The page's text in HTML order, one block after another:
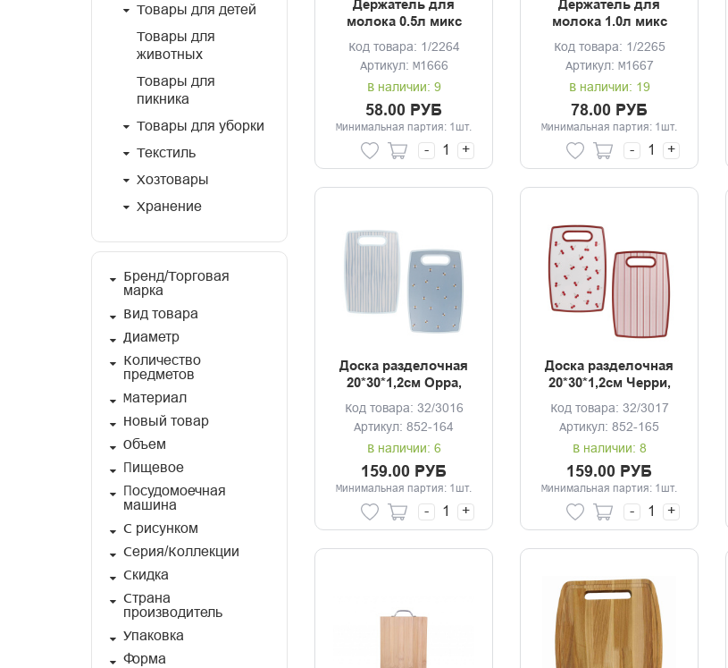
Товары для детей
Товары для
животных
Товары для
пикника
Товары для уборки
Текстиль
Хозтовары
Хранение
Бренд/Торговая
марка
Вид товара
Диаметр
Количество
предметов
Материал
Новый товар
Объем
Пищевое
Посудомоечная
машина
С рисунком
Серия/Коллекции
Скидка
Страна
производитель
Упаковка
Форма
Держатель для
молока 0.5л микс
Код товара: 1/2264
Артикул: М1666
В наличии: 9
58.00 РУБ
Минимальная партия: 1шт.
- +
Держатель для
молока 1.0л микс
Код товара: 1/2265
Артикул: М1667
В наличии: 19
78.00 РУБ
Минимальная партия: 1шт.
- +
Доска разделочная
20*30*1,2см Орра,
полипропилен, 2
дизайна
Код товара: 32/3016
Артикул: 852-164
В наличии: 6
159.00 РУБ
Минимальная партия: 1шт.
- +
Доска разделочная
20*30*1,2см Черри,
полипропилен, 2
дизайна
Код товара: 32/3017
Артикул: 852-165
В наличии: 8
159.00 РУБ
Минимальная партия: 1шт.
- +